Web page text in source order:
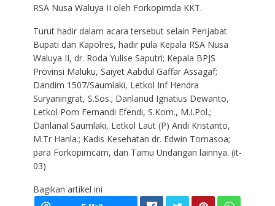
RSA Nusa Waluya II oleh Forkopimda KKT.
Turut hadir dalam acara tersebut selain Penjabat
Bupati dan Kapolres, hadir pula Kepala RSA Nusa
Waluya II, dr. Roda Yulise Saputri; Kepala BPJS
Provinsi Maluku, Saiyet Aabdul Gaffar Assagaf;
Dandim 1507/Saumlaki, Letkol Inf Hendra
Suryaningrat, S.Sos.; Danlanud Ignatius Dewanto,
Letkol Pom Fernandi Efendi, S.Kom., M.I.Pol.;
Danlanal Saumlaki, Letkol Laut (P) Andi Kristanto,
M.Tr Hanla.; Kadis Kesehatan dr. Edwin Tomasoa;
para Forkopimcam, dan Tamu Undangan lainnya. (it-
03)
Bagikan artikel ini